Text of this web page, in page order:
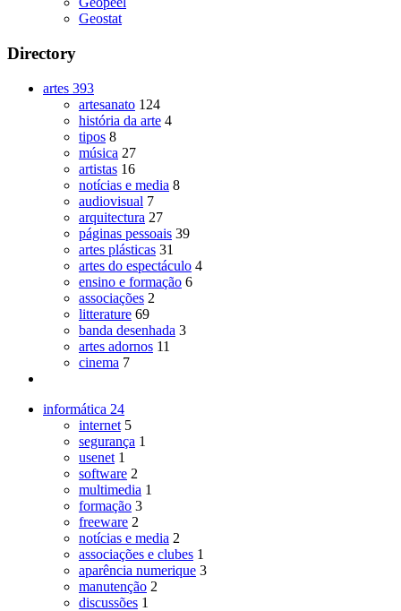
Geostat
Directory
artes 393
artesanato 124
história da arte 4
tipos 8
música 27
artistas 16
notícias e media 8
audiovisual 7
arquitectura 27
páginas pessoais 39
artes plásticas 31
artes do espectáculo 4
ensino e formação 6
associações 2
litterature 69
banda desenhada 3
artes adornos 11
cinema 7
informática 24
internet 5
segurança 1
usenet 1
software 2
multimedia 1
formação 3
freeware 2
notícias e media 2
associações e clubes 1
aparência numerique 3
manutenção 2
discussões 1